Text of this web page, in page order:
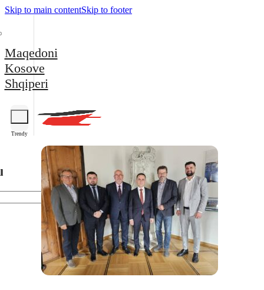
Skip to main contentSkip to footer
Maqedoni
Kosove
Shqiperi
Trendy